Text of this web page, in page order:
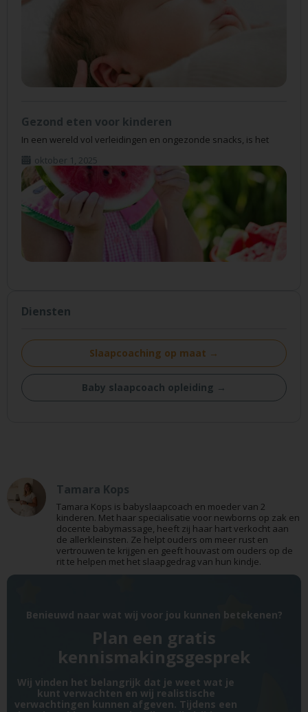
Gezond eten voor kinderen
In een wereld vol verleidingen en ongezonde snacks, is het
oktober 1, 2025
Diensten
Slaapcoaching op maat →
Baby slaapcoach opleiding →
Tamara Kops
Tamara Kops is babyslaapcoach en moeder van 2
kinderen. Met haar specialisatie voor newborns op zak en
docente babymassage, heeft zij haar hart verkocht aan
de allerkleinsten. Ze helpt ouders om meer rust en
vertrouwen te krijgen en geeft houvast om ouders op de
rit te helpen met het slaapgedrag van hun kindje.
Benieuwd naar wat wij voor jou kunnen betekenen?
Plan een gratis
kennismakingsgesprek
Wij vinden het belangrijk dat je weet wat je
kunt verwachten en wij realistische
verwachtingen kunnen afgeven. Tijdens een